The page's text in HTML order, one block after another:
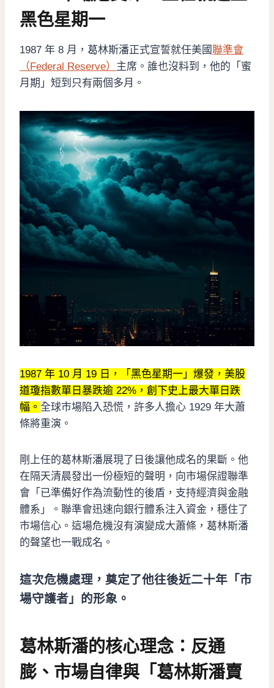
黑色星期一
1987 年 8 月，葛林斯潘正式宣誓就任美國聯準會
（Federal Reserve） 主席。誰也沒料到，他的「蜜
月期」短到只有兩個多月。
1987 年 10 月 19 日，「黑色星期一」爆發，美股
道瓊指數單日暴跌逾 22%，創下史上最大單日跌
幅。 全球市場陷入恐慌，許多人擔心 1929 年大蕭
條將重演。
剛上任的葛林斯潘展現了日後讓他成名的果斷。他
在隔天清晨發出一份極短的聲明，向市場保證聯準
會「已準備好作為流動性的後盾，支持經濟與金融
體系」。聯準會迅速向銀行體系注入資金，穩住了
市場信心。這場危機沒有演變成大蕭條，葛林斯潘
的聲望也一戰成名。
這次危機處理，奠定了他往後近二十年「市
場守護者」的形象。
葛林斯潘的核心理念：反通
膨、市場自律與「葛林斯潘賣